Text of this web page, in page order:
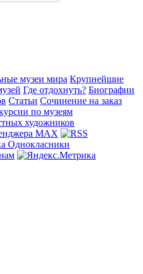
музеи мира Крупнейшие
Где отдохнуть? Биографии
Статьи Сочинение на заказ
по музеям
художников